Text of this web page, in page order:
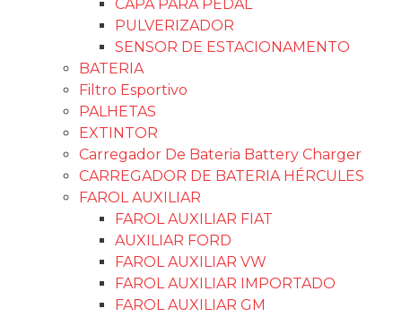
CAPA PARA PEDAL
PULVERIZADOR
SENSOR DE ESTACIONAMENTO
BATERIA
Filtro Esportivo
PALHETAS
EXTINTOR
Carregador De Bateria Battery Charger
CARREGADOR DE BATERIA HÉRCULES
FAROL AUXILIAR
FAROL AUXILIAR FIAT
AUXILIAR FORD
FAROL AUXILIAR VW
FAROL AUXILIAR IMPORTADO
FAROL AUXILIAR GM